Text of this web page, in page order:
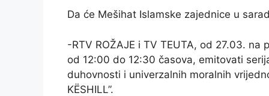
Da će Mešihat Islamske zajednice u
-RTV ROŽAJE i TV TEUTA, od 27.03.
od 12:00 do 12:30 časova, emitovati
duhovnosti i univerzalnih moralnih
KËSHILL”.